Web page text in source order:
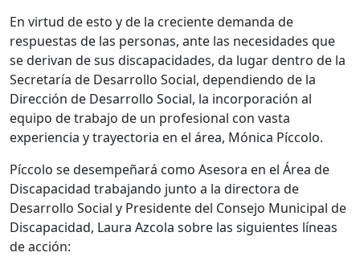
En virtud de esto y de la creciente demanda de
respuestas de las personas, ante las necesidades que
se derivan de sus discapacidades, da lugar dentro de la
Secretaría de Desarrollo Social, dependiendo de la
Dirección de Desarrollo Social, la incorporación al
equipo de trabajo de un profesional con vasta
experiencia y trayectoria en el área, Mónica Píccolo.
Píccolo se desempeñará como Asesora en el Área de
Discapacidad trabajando junto a la directora de
Desarrollo Social y Presidente del Consejo Municipal de
Discapacidad, Laura Azcola sobre las siguientes líneas
de acción: